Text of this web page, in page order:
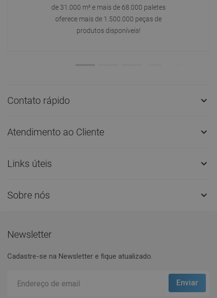
de 31.000 m² e mais de 68.000 paletes
oferece mais de 1.500.000 peças de
produtos disponíveis!
Contato rápido 
Atendimento ao Cliente 
Links úteis 
Sobre nós 
Newsletter
Cadastre-se na Newsletter e fique atualizado.